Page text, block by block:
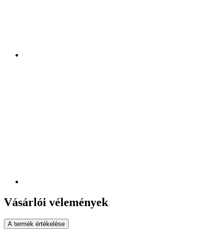
Vásárlói vélemények
A termék értékelése